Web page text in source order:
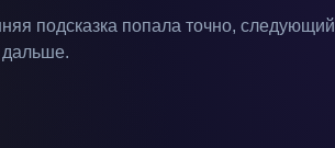
подсказка попала точно, следующий
дальше.